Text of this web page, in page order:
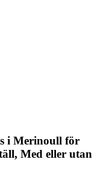
i Merinoull för
Med eller utan